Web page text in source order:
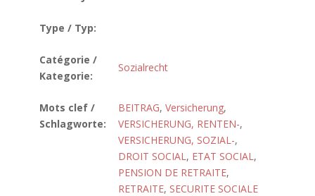
Type / Typ:
Catégorie /
Kategorie:
Sozialrecht
Mots clef /
Schlagworte:
BEITRAG, Versicherung,
VERSICHERUNG, RENTEN-,
VERSICHERUNG, SOZIAL-,
DROIT SOCIAL, ETAT SOCIAL,
PENSION DE RETRAITE,
RETRAITE, SECURITE SOCIALE